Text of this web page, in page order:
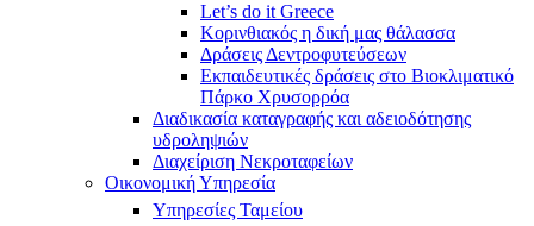
Let’s do it Greece
Kορινθιακός η δική μας θάλασσα
Δράσεις Δεντροφυτεύσεων
Εκπαιδευτικές δράσεις στο Βιοκλιματικό
Πάρκο Χρυσορρόα
Διαδικασία καταγραφής και αδειοδότησης
υδροληψιών
Διαχείριση Νεκροταφείων
Οικονομική Υπηρεσία
Υπηρεσίες Ταμείου